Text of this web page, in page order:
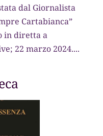
dal Giornalista
Cartabianca”
in diretta a
22 marzo 2024....